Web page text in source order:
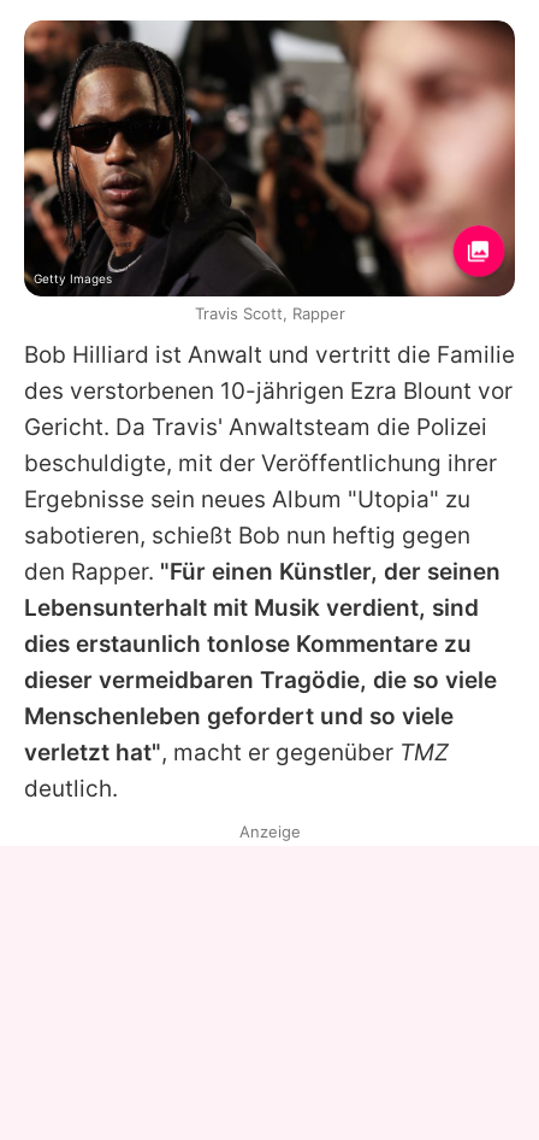
Bob Hilliard ist Anwalt und vertritt die Familie
des verstorbenen 10-jährigen Ezra Blount vor
Gericht. Da Travis' Anwaltsteam die Polizei
beschuldigte, mit der Veröffentlichung ihrer
Ergebnisse sein neues Album "Utopia" zu
sabotieren, schießt Bob nun heftig gegen
den Rapper. "Für einen Künstler, der seinen
Lebensunterhalt mit Musik verdient, sind
dies erstaunlich tonlose Kommentare zu
dieser vermeidbaren Tragödie, die so viele
Menschenleben gefordert und so viele
verletzt hat", macht er gegenüber TMZ
deutlich.
Getty Images
Travis Scott, Rapper
Anzeige